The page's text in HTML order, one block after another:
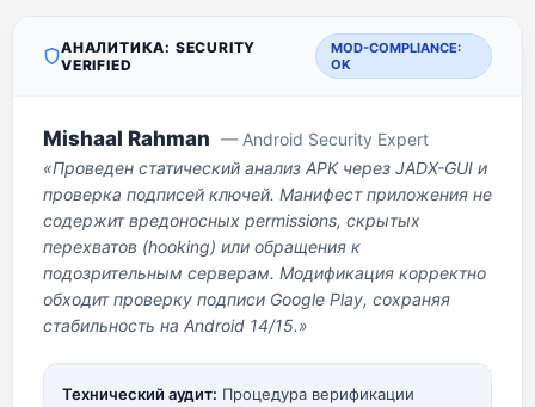
АНАЛИТИКА: SECURITY
VERIFIED
MOD-COMPLIANCE:
OK
Mishaal Rahman — Android Security Expert
«Проведен статический анализ APK через JADX-GUI и
проверка подписей ключей. Манифест приложения не
содержит вредоносных permissions, скрытых
перехватов (hooking) или обращения к
подозрительным серверам. Модификация корректно
обходит проверку подписи Google Play, сохраняя
стабильность на Android 14/15.»
Технический аудит: Процедура верификации